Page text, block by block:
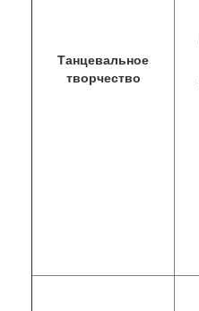
Танцевальное
творчество